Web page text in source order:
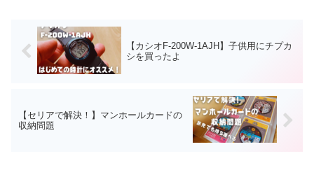
【カシオF-200W-1AJH】子供用にチプカ
シを買ったよ
【セリアで解決！】マンホールカードの
収納問題